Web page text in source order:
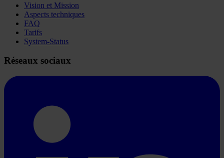
Vision et Mission
Aspects techniques
FAQ
Tarifs
System-Status
Réseaux sociaux